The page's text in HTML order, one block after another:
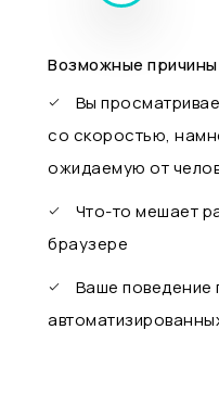
Возможные
Вы
со скоростью,
ожидаемую от
Что-то мешает
браузере
Ваше поведение